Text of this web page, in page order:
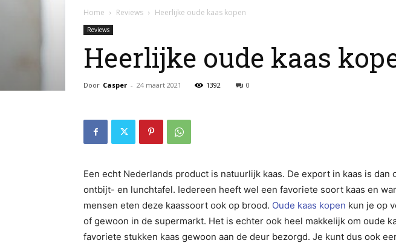
Home Reviews Heerlijke oude kaas kopen
Reviews
Heerlijke oude kaas
Door Casper - 24 maart 2021 1392 0
Een echt Nederlands product is natuurlijk kaas. De export in kaas is
ontbijt- en lunchtafel. Iedereen heeft wel een favoriete soort kaas en
mensen eten deze kaassoort ook op brood. Oude kaas kopen kun je op
of gewoon in de supermarkt. Het is echter ook heel makkelijk om oude
favoriete stukken kaas gewoon aan de deur bezorgd. Je kunt dus ook